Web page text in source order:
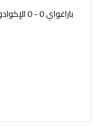
باراغواي 0 - 0 الإكوادور: نهاية مباراة تصفيات كأس العالم 2026